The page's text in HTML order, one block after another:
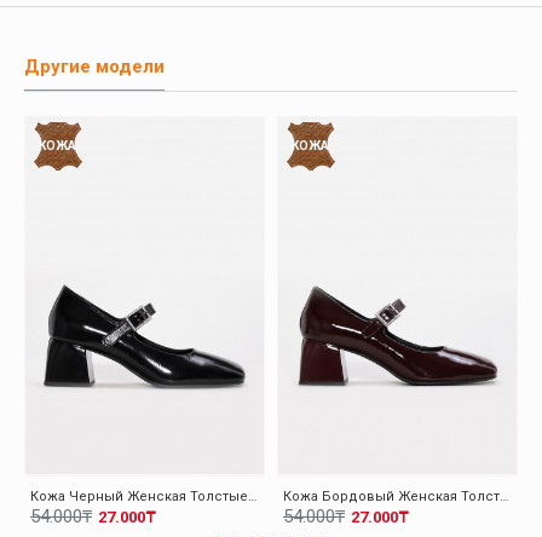
Другие модели
КОЖА
Кожа Черный Женская Толстые Каблуки Обувь 010ZA8714
27.000₸
54.000₸
КОЖА
Кожа Бордовый Женская Толстые Каблуки Обувь 010ZA8714
27.000₸
54.000₸